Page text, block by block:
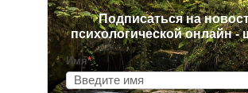
Подписаться на
психологической онлайн -
Имя*